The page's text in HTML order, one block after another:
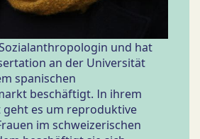
und hat
an der Universität
spanischen
beschäftigt. In ihrem
geht es um reproduktive
im schweizerischen